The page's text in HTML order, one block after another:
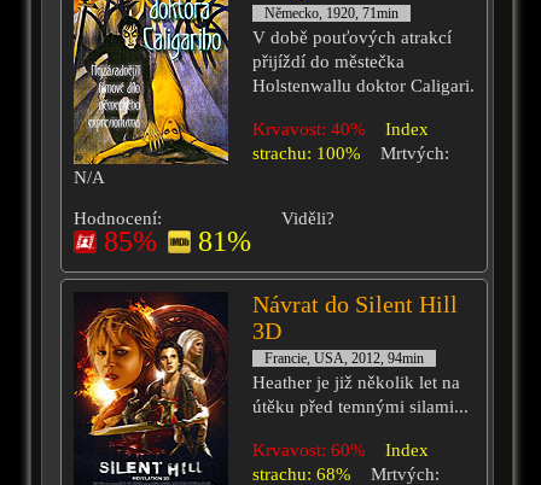
Německo, 1920, 71min
V době pouťových atrakcí
přijíždí do městečka
Holstenwallu doktor Caligari.
Krvavost: 40%
Index
strachu: 100%
Mrtvých:
N/A
Hodnocení:
85% 81%
Viděli?
Návrat do Silent Hill
3D
Francie, USA, 2012, 94min
Heather je již několik let na
útěku před temnými silami...
Krvavost: 60%
Index
strachu: 68%
Mrtvých: